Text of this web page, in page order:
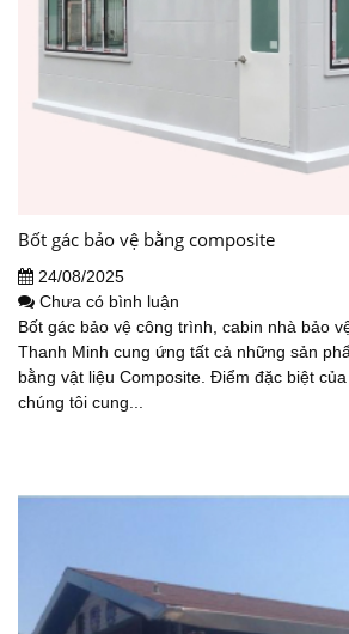
Bốt gác bảo vệ bằng composite
24/08/2025
Chưa có bình luận
Bốt gác bảo vệ công trình, cabin nhà bảo
Thanh Minh cung ứng tất cả những sản
bằng vật liệu Composite. Điểm đặc biệt
chúng tôi cung...